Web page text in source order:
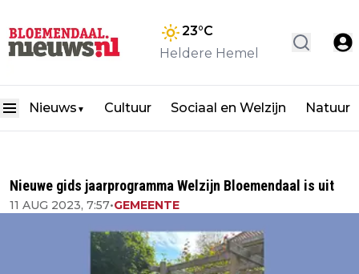
23°C
Heldere Hemel
Nieuws ▼ Cultuur Sociaal en Welzijn Natuur
Nieuwe gids jaarprogramma Welzijn Bloemendaal is uit
11 AUG 2023, 7:57•GEMEENTE